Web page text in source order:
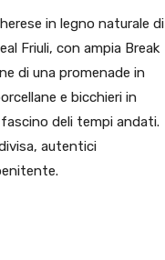
in legno naturale di
Friuli, con ampia Break
di una promenade in
e bicchieri in
deli tempi andati.
autentici